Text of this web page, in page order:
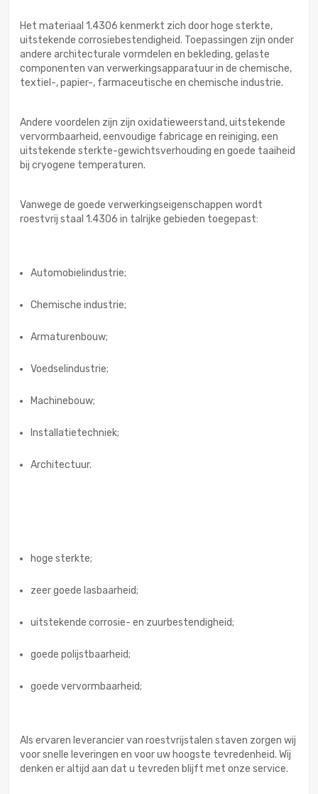
Het materiaal 1.4306 kenmerkt zich door hoge sterkte,
uitstekende corrosiebestendigheid. Toepassingen zijn onder
andere architecturale vormdelen en bekleding, gelaste
componenten van verwerkingsapparatuur in de chemische,
textiel-, papier-, farmaceutische en chemische industrie.
Andere voordelen zijn zijn oxidatieweerstand, uitstekende
vervormbaarheid, eenvoudige fabricage en reiniging, een
uitstekende sterkte-gewichtsverhouding en goede taaiheid
bij cryogene temperaturen.
Vanwege de goede verwerkingseigenschappen wordt
roestvrij staal 1.4306 in talrijke gebieden toegepast:
Automobielindustrie;
Chemische industrie;
Armaturenbouw;
Voedselindustrie;
Machinebouw;
Installatietechniek;
Architectuur.
hoge sterkte;
zeer goede lasbaarheid;
uitstekende corrosie- en zuurbestendigheid;
goede polijstbaarheid;
goede vervormbaarheid;
Als ervaren leverancier van roestvrijstalen staven zorgen wij
voor snelle leveringen en voor uw hoogste tevredenheid. Wij
denken er altijd aan dat u tevreden blijft met onze service.